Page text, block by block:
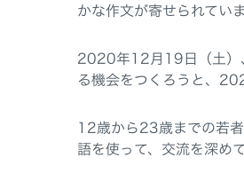
かな作文が寄せられていま
2020年12月19日（土）
る機会をつくろうと、
12歳から23歳までの若
語を使って、交流を深め